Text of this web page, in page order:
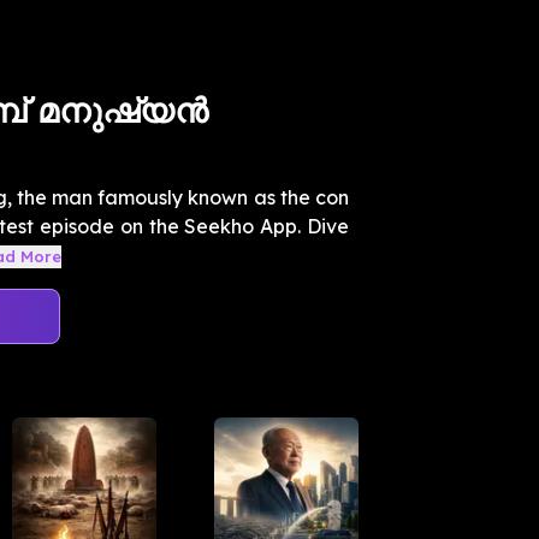
മനുഷ്യൻ
the man famously known as the con
episode on the Seekho App. Dive
More